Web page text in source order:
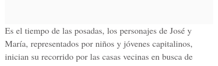
Es el tiempo de las posadas, los personajes de José y
María, representados por niños y jóvenes capitalinos,
inician su recorrido por las casas vecinas en busca de